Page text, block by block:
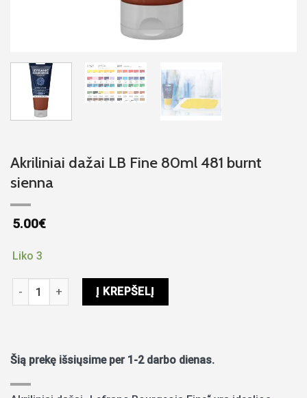
Akriliniai dažai LB Fine 80ml 481 burnt
sienna
5.00€
Liko 3
produkto kiekis: Akriliniai dažai LB Fine 80ml 481 burnt sienna
Į KREPŠELĮ
Šią prekę išsiųsime per 1-2 darbo dienas.